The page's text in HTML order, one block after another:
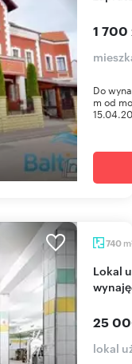
1 700
Do
m od
740 m
Lokal użytkowy 740 m2 z halą i mieszkaniem do
25
lokal